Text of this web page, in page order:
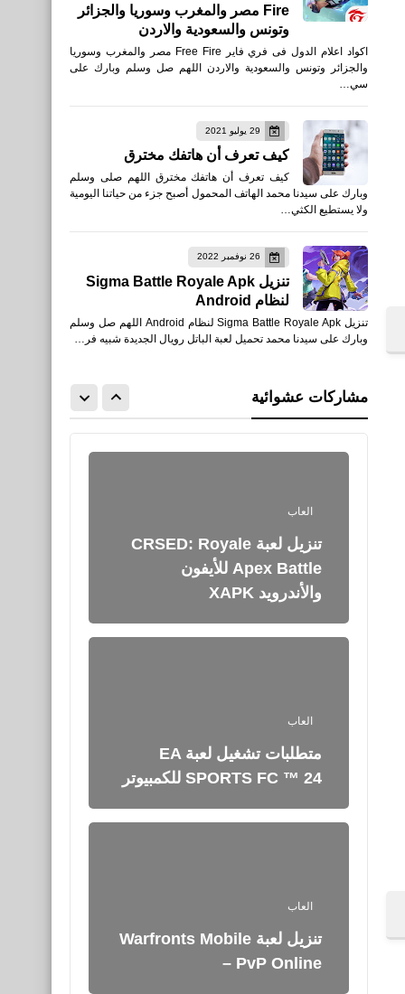
Fire مصر والمغرب وسوريا والجزائر
وتونس والسعودية والاردن
اكواد اعلام الدول فى فري فاير Free Fire مصر والمغرب وسوريا
والجزائر وتونس والسعودية والاردن اللهم صل وسلم وبارك على
سي…
29 يوليو 2021
كيف تعرف أن هاتفك مخترق
كيف تعرف أن هاتفك مخترق اللهم صلى وسلم
وبارك على سيدنا محمد الهاتف المحمول أصبح جزء من حياتنا اليومية
ولا يستطيع الكثي…
26 نوفمبر 2022
تنزيل Sigma Battle Royale Apk
لنظام Android
تنزيل Sigma Battle Royale Apk لنظام Android اللهم صل وسلم
وبارك على سيدنا محمد تحميل لعبة الباتل رويال الجديدة شبيه فر…
مشاركات عشوائية
تنزيل لعبة Warfronts Mobile
– PvP Online
العاب
تنزيل لعبة Dumb Ways to
Climb على الكمبيوتر PC
Climb للأيفون والأندرويد APK
العاب
تنزيل لعبة CRSED: Royale
Apex Battle للأيفون
والأندرويد XAPK
العاب
متطلبات تشغيل لعبة EA
SPORTS FC ™ 24 للكمبيوتر
العاب
تنزيل لعبة Warfronts Mobile
– PvP Online